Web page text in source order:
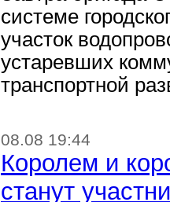
системе
участок
устаревших
транспортной
08.08 19:44
Королем и
станут